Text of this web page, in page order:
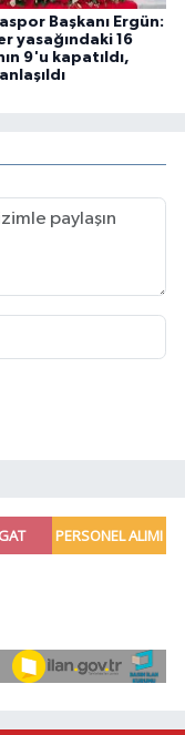
Başkanı Ergün:
yasağındaki 16
9'u kapatıldı,
190